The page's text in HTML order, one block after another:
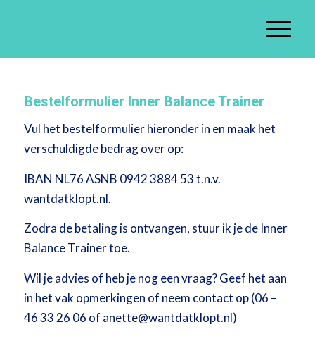
Bestelformulier Inner Balance Trainer
Vul het bestelformulier hieronder in en maak het
verschuldigde bedrag over op:
IBAN NL76 ASNB 0942 3884 53 t.n.v.
wantdatklopt.nl.
Zodra de betaling is ontvangen, stuur ik je de Inner
Balance Trainer toe.
Wil je advies of heb je nog een vraag? Geef het aan
in het vak opmerkingen of neem contact op (06 –
46 33 26 06 of anette@wantdatklopt.nl)